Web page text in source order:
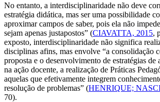
No entanto, a interdisciplinaridade não deve
estratégia didática, mas ser uma possibilidade
aproximar campos de saber, pois ela não
sejam apenas justapostos” (CIAVATTA, 2015,
exposto, interdisciplinaridade não significa
disciplinas afins, mas envolve “a consolidação
proposta e o desenvolvimento de estratégias de
na ação docente, a realização de Práticas
aquelas que efetivamente integrem
resolução de problemas” (HENRIQUE;
70).